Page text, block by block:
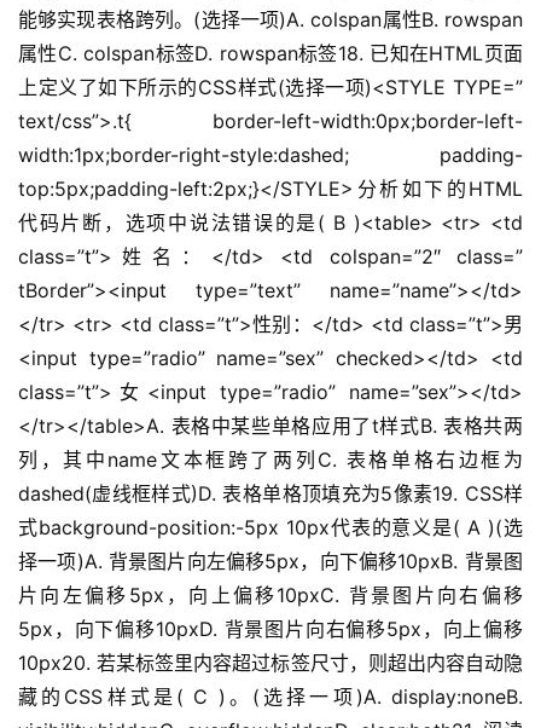
能够实现表格跨列。(选择一项)A. colspan属性B. rowspan
属性C. colspan标签D. rowspan标签18. 已知在HTML页面
上定义了如下所示的CSS样式(选择一项)<STYLE TYPE=”
text/css”>.t{ border-left-width:0px;border-left-
width:1px;border-right-style:dashed; padding-
top:5px;padding-left:2px;}</STYLE>分析如下的HTML
代码片断，选项中说法错误的是( B )<table> <tr> <td
class=”t”>姓名：</td> <td colspan=”2″ class=”
tBorder”><input type=”text” name=”name”></td>
</tr> <tr> <td class=”t”>性别：</td> <td class=”t”>男
<input type=”radio” name=”sex” checked></td> <td
class=”t”>女<input type=”radio” name=”sex”></td>
</tr></table>A. 表格中某些单格应用了t样式B. 表格共两
列，其中name文本框跨了两列C. 表格单格右边框为
dashed(虚线框样式)D. 表格单格顶填充为5像素19. CSS样
式background-position:-5px 10px代表的意义是( A )(选
择一项)A. 背景图片向左偏移5px，向下偏移10pxB. 背景图
片向左偏移5px，向上偏移10pxC. 背景图片向右偏移
5px，向下偏移10pxD. 背景图片向右偏移5px，向上偏移
10px20. 若某标签里内容超过标签尺寸，则超出内容自动隐
藏的CSS样式是( C )。(选择一项)A. display:noneB.